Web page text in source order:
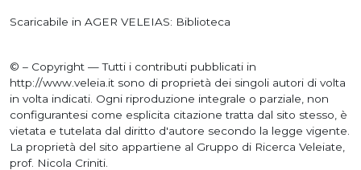
Scaricabile in AGER VELEIAS: Biblioteca
© – Copyright — Tutti i contributi pubblicati in
http://www.veleia.it sono di proprietà dei singoli autori di volta
in volta indicati. Ogni riproduzione integrale o parziale, non
configurantesi come esplicita citazione tratta dal sito stesso, è
vietata e tutelata dal diritto d'autore secondo la legge vigente.
La proprietà del sito appartiene al Gruppo di Ricerca Veleiate,
prof. Nicola Criniti.